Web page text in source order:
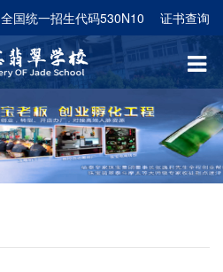
全国统一招生代码530N10 证书查询